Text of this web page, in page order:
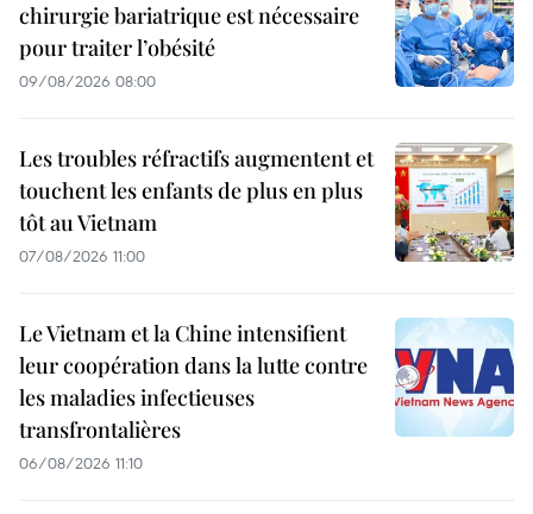
chirurgie bariatrique est nécessaire
pour traiter l’obésité
09/08/2026 08:00
Les troubles réfractifs augmentent et
touchent les enfants de plus en plus
tôt au Vietnam
07/08/2026 11:00
Le Vietnam et la Chine intensifient
leur coopération dans la lutte contre
les maladies infectieuses
transfrontalières
06/08/2026 11:10